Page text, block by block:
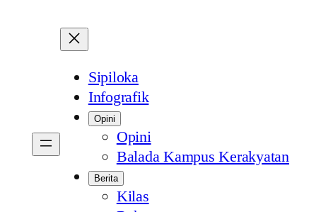
Sipiloka
Infografik
Opini
Opini
Balada Kampus Kerakyatan
Berita
Kilas